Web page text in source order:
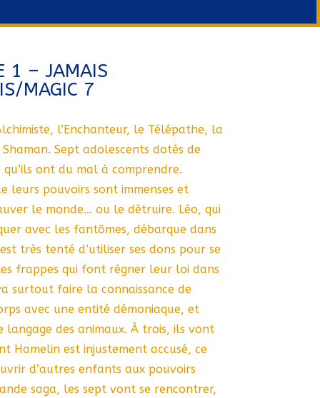
1 – JAMAIS
MAGIC 7
l’Enchanteur, le Télépathe, la
Sept adolescents dotés de
ont du mal à comprendre.
leurs pouvoirs sont immenses et
le monde… ou le détruire. Léo, qui
avec les fantômes, débarque dans
très tenté d’utiliser ses dons pour se
frappes qui font régner leur loi dans
surtout faire la connaissance de
avec une entité démoniaque, et
langage des animaux. À trois, ils vont
Hamelin est injustement accusé, ce
d’autres enfants aux pouvoirs
saga, les sept vont se rencontrer,